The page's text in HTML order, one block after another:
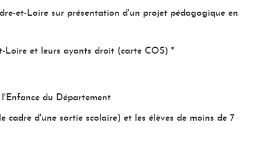
et-Loire sur présentation d'un projet pédagogique en
Loire et leurs ayants droit (carte COS) *
du Département
cadre d'une sortie scolaire) et les élèves de moins de 7